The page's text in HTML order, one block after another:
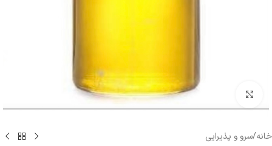
بزرگنمایی تصویر
خانه/سرو و پذیرایی